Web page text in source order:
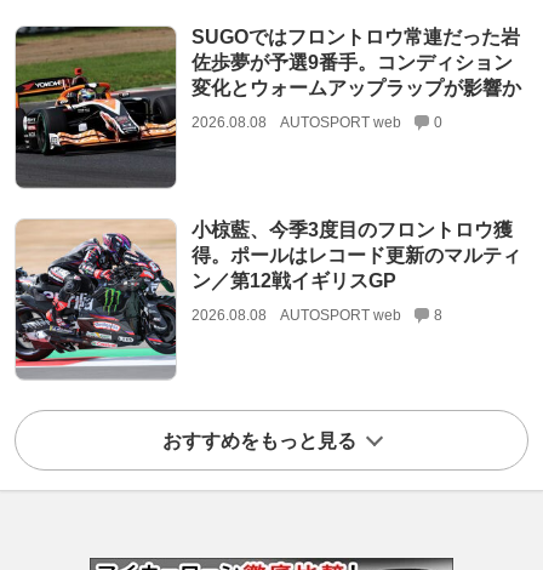
SUGOではフロントロウ常連だった岩
佐歩夢が予選9番手。コンディション
変化とウォームアップラップが影響か
2026.08.08 AUTOSPORT web 0
小椋藍、今季3度目のフロントロウ獲
得。ポールはレコード更新のマルティ
ン／第12戦イギリスGP
2026.08.08 AUTOSPORT web 8
おすすめをもっと見る